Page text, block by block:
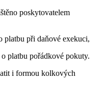
poskytovatelem
platbu při daňové exekuci,
platbu pořádkové pokuty.
i formou kolkových